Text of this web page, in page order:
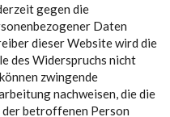
gegen die
Daten
dieser Website wird die
des Widerspruchs nicht
zwingende
nachweisen, die die
der betroffenen Person